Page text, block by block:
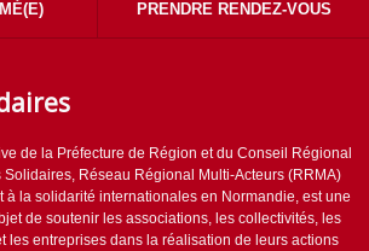
PRENDRE RENDEZ-VOUS
de la Préfecture de Région et du Conseil Régional
Réseau Régional Multi-Acteurs (RRMA)
à la solidarité internationales en Normandie, est une
de soutenir les associations, les collectivités, les
les entreprises dans la réalisation de leurs actions